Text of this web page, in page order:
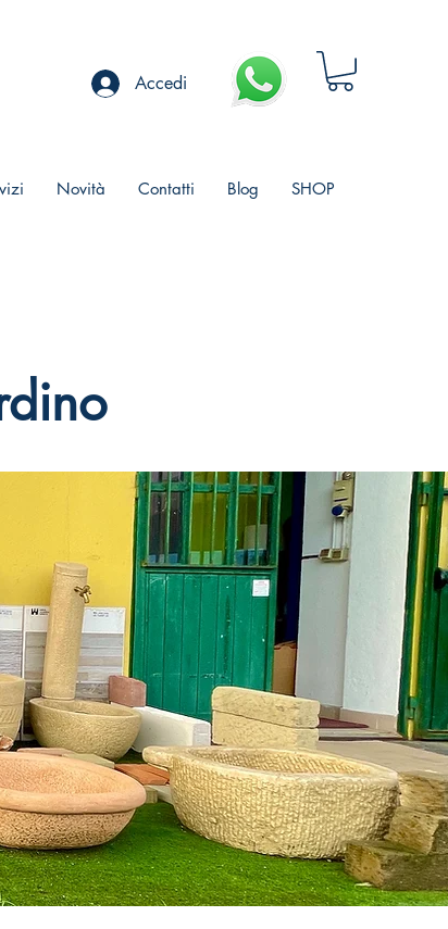
Accedi
Novità Contatti Blog SHOP